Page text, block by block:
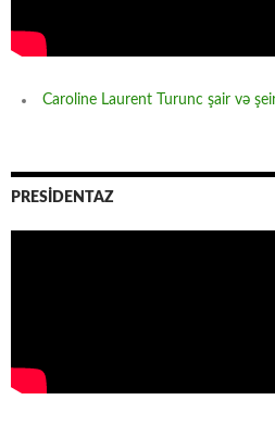
Caroline Laurent Turunc şair və şeir
PRESİDENTAZ